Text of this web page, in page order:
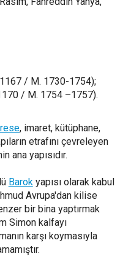
/ M. 1730-1754);
/ M. 1754 –1757).
, imaret, kütüphane,
etrafını çevreleyen
ana yapısıdır.
Barokyapısı olarak kabul
Avrupa'dan kilise
bir bina yaptırmak
Simon kalfayı
karşı koymasıyla